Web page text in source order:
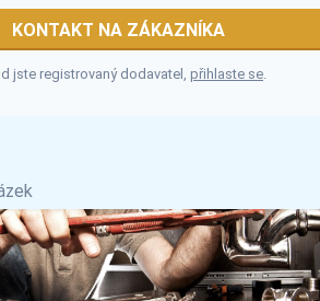
KONTAKT NA ZÁKAZNÍKA
jste registrovaný dodavatel, přihlaste se.